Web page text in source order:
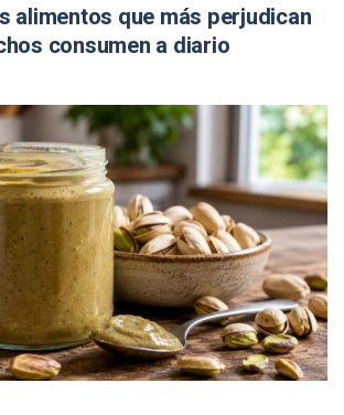
alimentos que más perjudican
consumen a diario